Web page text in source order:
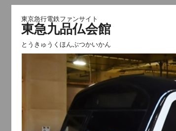
東京急行電鉄ファンサイト
東急九品仏会館
とうきゅうくほんぶつかいかん